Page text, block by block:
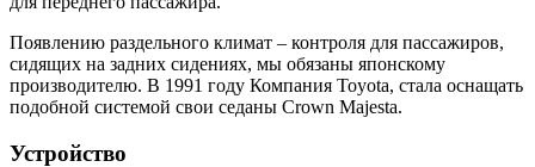
Появлению раздельного климат – контроля для пассажиров,
сидящих на задних сидениях, мы обязаны японскому
производителю. В 1991 году Компания Toyota, стала оснащать
подобной системой свои седаны Crown Majesta.
Устройство